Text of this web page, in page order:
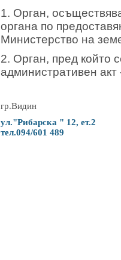
1. Орган,
органа по
Министерство на
2. Орган, пред който
административен
гр.Видин
ул."Рибарска " 12, ет.2
тел.094/601 489